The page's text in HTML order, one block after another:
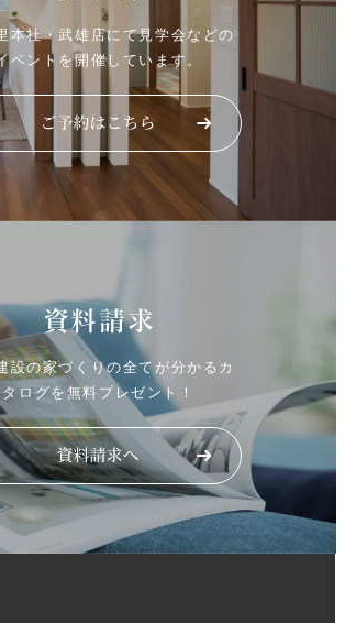
本社・武雄店にて見学会などの
ベントを開催しています。
資料請求
設の家づくりの全てが分かるカ
タログを無料プレゼント！